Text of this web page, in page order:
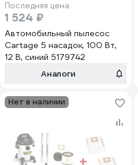
Последняя цена
1 524 ₽
Автомобильный пылесос
Cartage 5 насадок, 100 Вт,
12 В, синий 5179742
Аналоги
Нет в наличии